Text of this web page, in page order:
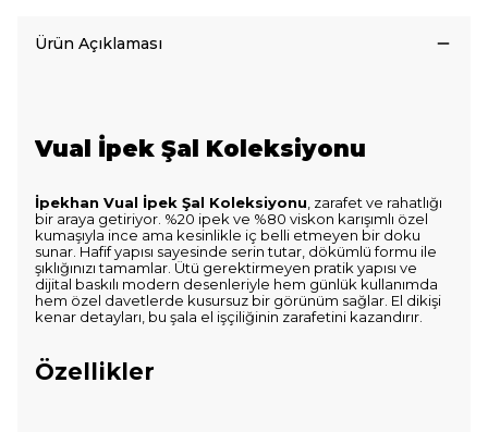
Ürün Açıklaması
Vual İpek Şal Koleksiyonu
İpekhan Vual İpek Şal Koleksiyonu , zarafet ve rahatlığı
bir araya getiriyor. %20 ipek ve %80 viskon karışımlı özel
kumaşıyla ince ama kesinlikle iç belli etmeyen bir doku
sunar. Hafif yapısı sayesinde serin tutar, dökümlü formu ile
şıklığınızı tamamlar. Ütü gerektirmeyen pratik yapısı ve
dijital baskılı modern desenleriyle hem günlük kullanımda
hem özel davetlerde kusursuz bir görünüm sağlar. El dikişi
kenar detayları, bu şala el işçiliğinin zarafetini kazandırır.
Özellikler